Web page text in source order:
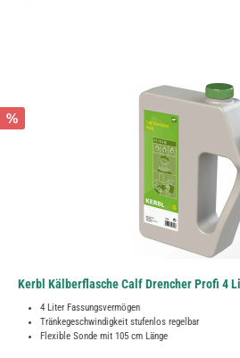
%
Kerbl Kälberflasche Calf Drencher Profi 4
4 Liter Fassungsvermögen
Tränkegeschwindigkeit stufenlos regelbar
Flexible Sonde mit 105 cm Länge